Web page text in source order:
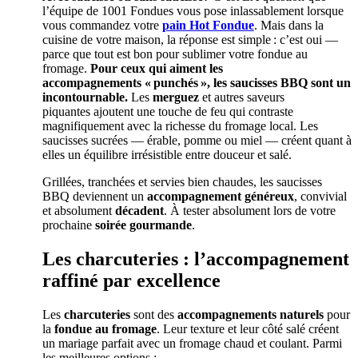
l’équipe de 1001 Fondues vous pose inlassablement lorsque
vous commandez votre pain Hot Fondue. Mais dans la
cuisine de votre maison, la réponse est simple : c’est oui —
parce que tout est bon pour sublimer votre fondue au
fromage. Pour ceux qui aiment les
accompagnements « punchés », les saucisses BBQ sont un
incontournable.Les merguezet autres saveurs
piquantes ajoutent une touche de feu qui contraste
magnifiquement avec la richesse du fromage local. Les
saucisses sucrées — érable, pomme ou miel — créent quant à
elles un équilibre irrésistible entre douceur et salé.
Grillées, tranchées et servies bien chaudes, les saucisses
BBQ deviennent un accompagnement généreux, convivial
et absolument décadent. À tester absolument lors de votre
prochaine soirée gourmande.
Les charcuteries : l’accompagnement
raffiné par excellence
Les charcuteriessont des accompagnements naturelspour
la fondue au fromage. Leur texture et leur côté salé créent
un mariage parfait avec un fromage chaud et coulant. Parmi